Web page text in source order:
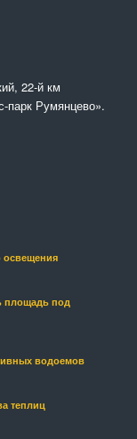
22-й км
парк Румянцево».
освещения
площадь под
водоемов
теплиц